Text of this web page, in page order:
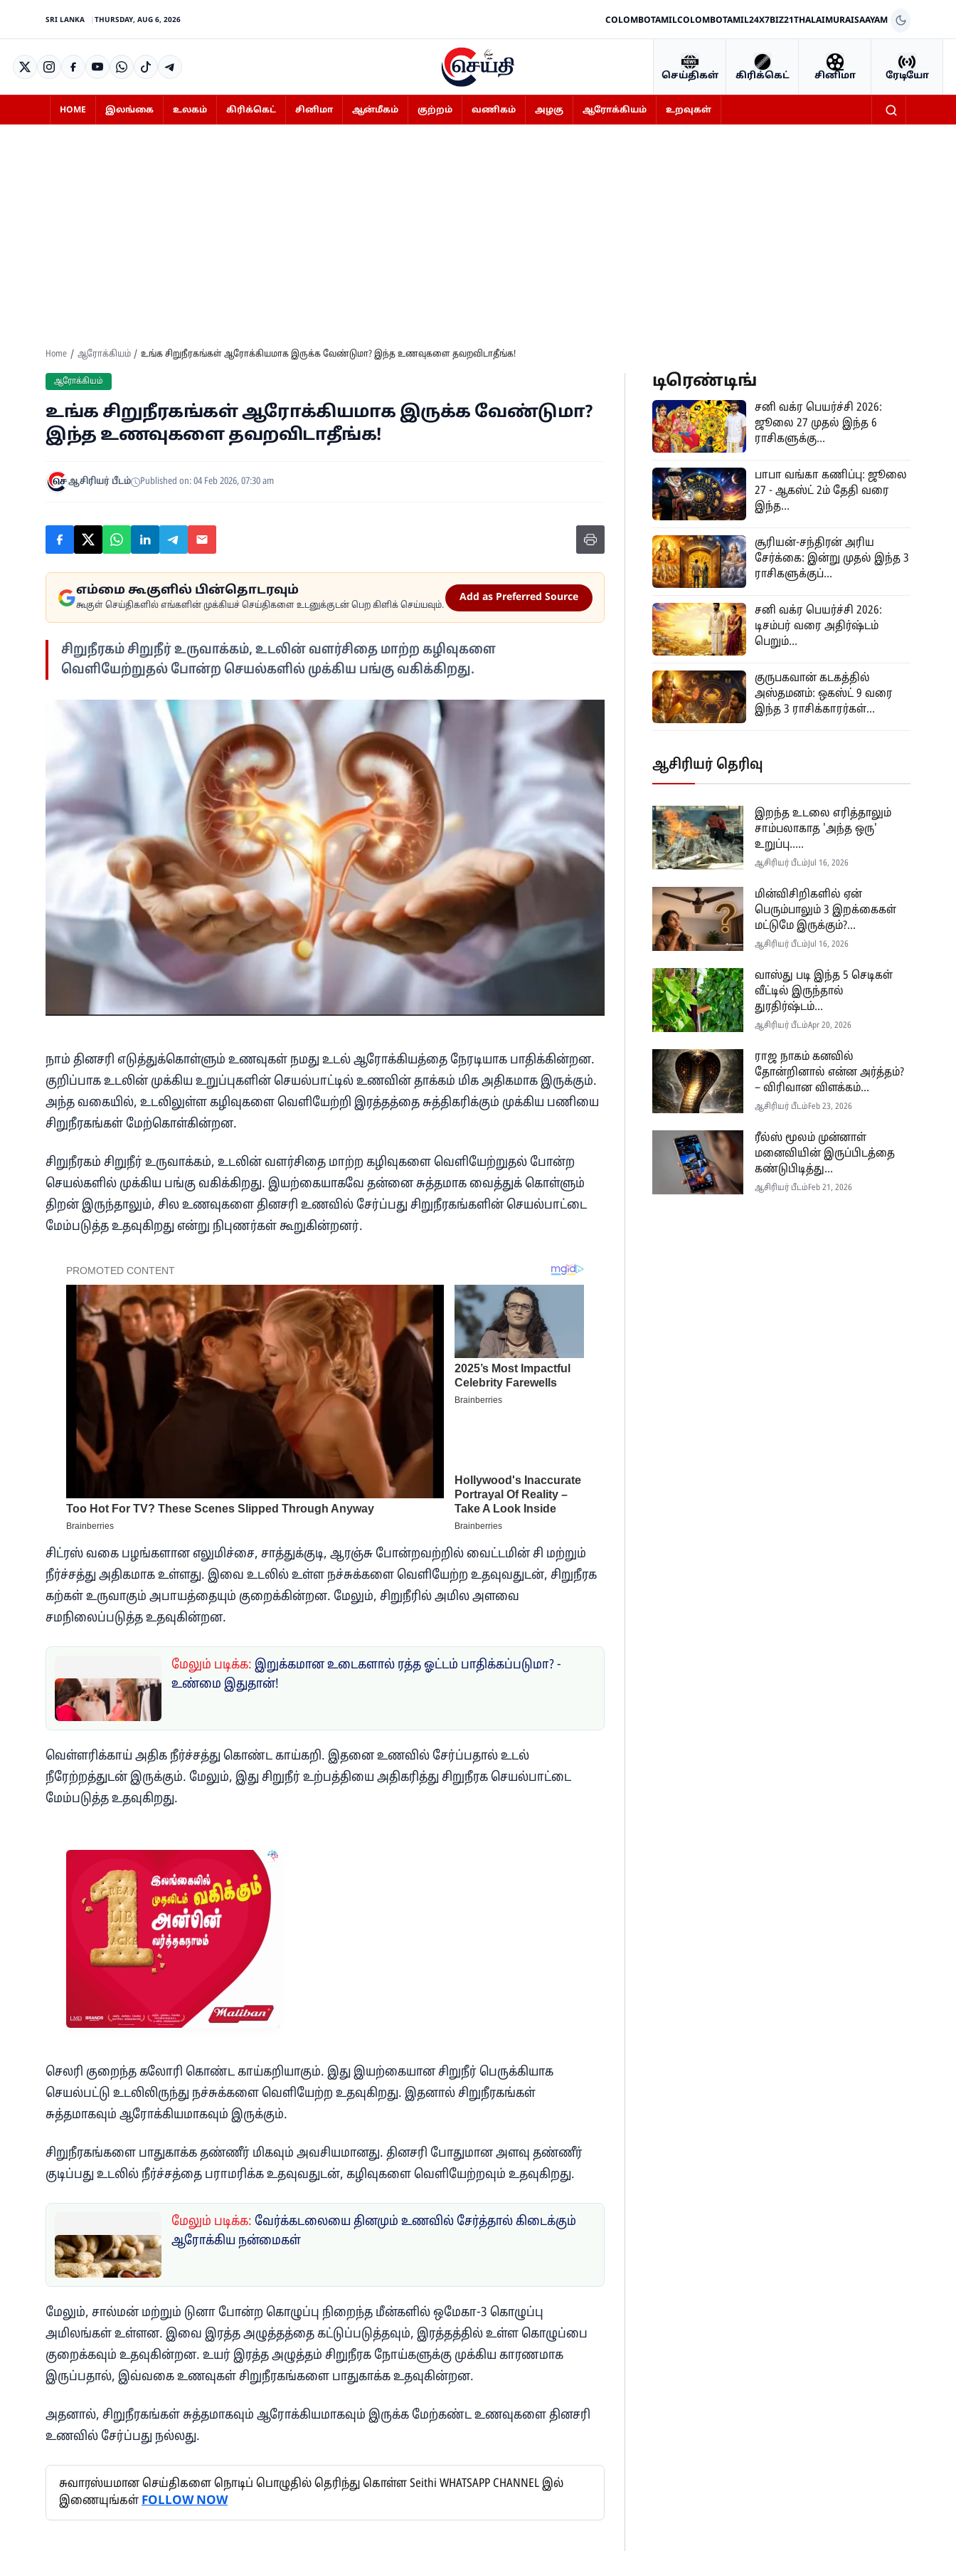
SRI LANKA THURSDAY, AUG 6, 2026 COLOMBOTAMILCOLOMBOTAMIL24X7BIZ21THALAIMURAISAAYAM
செய்திகள் கிரிக்கெட் சினிமா ரேடியோ
HOME இலங்கை உலகம் கிரிக்கெட் சினிமா ஆன்மீகம் குற்றம் வணிகம் அழகு ஆரோக்கியம் உறவுகள்
Home ஆரோக்கியம் உங்க சிறுநீரகங்கள் ஆரோக்கியமாக இருக்க வேண்டுமா? இந்த உணவுகளை தவறவிடாதீங்க!
ஆரோக்கியம்
உங்க சிறுநீரகங்கள் ஆரோக்கியமாக இருக்க வேண்டுமா?
இந்த உணவுகளை தவறவிடாதீங்க!
ஆசிரியர் பீடம் Published on: 04 Feb 2026, 07:30 am
எம்மை கூகுளில் பின்தொடரவும்
கூகுள் செய்திகளில் எங்களின் முக்கியச் செய்திகளை உடனுக்குடன் பெற கிளிக் செய்யவும்.
Add as Preferred Source
சிறுநீரகம் சிறுநீர் உருவாக்கம், உடலின் வளர்சிதை மாற்ற கழிவுகளை
வெளியேற்றுதல் போன்ற செயல்களில் முக்கிய பங்கு வகிக்கிறது.
நாம் தினசரி எடுத்துக்கொள்ளும் உணவுகள் நமது உடல் ஆரோக்கியத்தை நேரடியாக பாதிக்கின்றன.
குறிப்பாக உடலின் முக்கிய உறுப்புகளின் செயல்பாட்டில் உணவின் தாக்கம் மிக அதிகமாக இருக்கும்.
அந்த வகையில், உடலிலுள்ள கழிவுகளை வெளியேற்றி இரத்தத்தை சுத்திகரிக்கும் முக்கிய பணியை
சிறுநீரகங்கள் மேற்கொள்கின்றன.
சிறுநீரகம் சிறுநீர் உருவாக்கம், உடலின் வளர்சிதை மாற்ற கழிவுகளை வெளியேற்றுதல் போன்ற
செயல்களில் முக்கிய பங்கு வகிக்கிறது. இயற்கையாகவே தன்னை சுத்தமாக வைத்துக் கொள்ளும்
திறன் இருந்தாலும், சில உணவுகளை தினசரி உணவில் சேர்ப்பது சிறுநீரகங்களின் செயல்பாட்டை
மேம்படுத்த உதவுகிறது என்று நிபுணர்கள் கூறுகின்றனர்.
சிட்ரஸ் வகை பழங்களான எலுமிச்சை, சாத்துக்குடி, ஆரஞ்சு போன்றவற்றில் வைட்டமின் சி மற்றும்
நீர்ச்சத்து அதிகமாக உள்ளது. இவை உடலில் உள்ள நச்சுக்களை வெளியேற்ற உதவுவதுடன், சிறுநீரக
கற்கள் உருவாகும் அபாயத்தையும் குறைக்கின்றன. மேலும், சிறுநீரில் அமில அளவை
சமநிலைப்படுத்த உதவுகின்றன.
மேலும் படிக்க: இறுக்கமான உடைகளால் ரத்த ஓட்டம் பாதிக்கப்படுமா? -
உண்மை இதுதான்!
வெள்ளரிக்காய் அதிக நீர்ச்சத்து கொண்ட காய்கறி. இதனை உணவில் சேர்ப்பதால் உடல்
நீரேற்றத்துடன் இருக்கும். மேலும், இது சிறுநீர் உற்பத்தியை அதிகரித்து சிறுநீரக செயல்பாட்டை
மேம்படுத்த உதவுகிறது.
செலரி குறைந்த கலோரி கொண்ட காய்கறியாகும். இது இயற்கையான சிறுநீர் பெருக்கியாக
செயல்பட்டு உடலிலிருந்து நச்சுக்களை வெளியேற்ற உதவுகிறது. இதனால் சிறுநீரகங்கள்
சுத்தமாகவும் ஆரோக்கியமாகவும் இருக்கும்.
சிறுநீரகங்களை பாதுகாக்க தண்ணீர் மிகவும் அவசியமானது. தினசரி போதுமான அளவு தண்ணீர்
குடிப்பது உடலில் நீர்ச்சத்தை பராமரிக்க உதவுவதுடன், கழிவுகளை வெளியேற்றவும் உதவுகிறது.
மேலும் படிக்க: வேர்க்கடலையை தினமும் உணவில் சேர்த்தால் கிடைக்கும்
ஆரோக்கிய நன்மைகள்
மேலும், சால்மன் மற்றும் டுனா போன்ற கொழுப்பு நிறைந்த மீன்களில் ஒமேகா-3 கொழுப்பு
அமிலங்கள் உள்ளன. இவை இரத்த அழுத்தத்தை கட்டுப்படுத்தவும், இரத்தத்தில் உள்ள கொழுப்பை
குறைக்கவும் உதவுகின்றன. உயர் இரத்த அழுத்தம் சிறுநீரக நோய்களுக்கு முக்கிய காரணமாக
இருப்பதால், இவ்வகை உணவுகள் சிறுநீரகங்களை பாதுகாக்க உதவுகின்றன.
அதனால், சிறுநீரகங்கள் சுத்தமாகவும் ஆரோக்கியமாகவும் இருக்க மேற்கண்ட உணவுகளை தினசரி
உணவில் சேர்ப்பது நல்லது.
சுவாரஸ்யமான செய்திகளை நொடிப் பொழுதில் தெரிந்து கொள்ள Seithi WHATSAPP CHANNEL இல்
இணையுங்கள் FOLLOW NOW
டிரெண்டிங்
சனி வக்ர பெயர்ச்சி 2026:
ஜூலை 27 முதல் இந்த 6
ராசிகளுக்கு...
பாபா வங்கா கணிப்பு: ஜூலை
27 - ஆகஸ்ட் 2ம் தேதி வரை
இந்த...
சூரியன்-சந்திரன் அரிய
சேர்க்கை: இன்று முதல் இந்த 3
ராசிகளுக்குப்...
சனி வக்ர பெயர்ச்சி 2026:
டிசம்பர் வரை அதிர்ஷ்டம்
பெறும்...
குருபகவான் கடகத்தில்
அஸ்தமனம்: ஒகஸ்ட் 9 வரை
இந்த 3 ராசிக்காரர்கள்...
ஆசிரியர் தெரிவு
இறந்த உடலை எரித்தாலும்
சாம்பலாகாத 'அந்த ஒரு'
உறுப்பு.....
ஆசிரியர் பீடம் Jul 16, 2026
மின்விசிறிகளில் ஏன்
பெரும்பாலும் 3 இறக்கைகள்
மட்டுமே இருக்கும்?...
ஆசிரியர் பீடம் Jul 16, 2026
வாஸ்து படி இந்த 5 செடிகள்
வீட்டில் இருந்தால்
துரதிர்ஷ்டம்...
ஆசிரியர் பீடம்Apr 20, 2026
ராஜ நாகம் கனவில்
தோன்றினால் என்ன அர்த்தம்?
– விரிவான விளக்கம்...
ஆசிரியர் பீடம்Feb 23, 2026
ரீல்ஸ் மூலம் முன்னாள்
மனைவியின் இருப்பிடத்தை
கண்டுபிடித்து...
ஆசிரியர் பீடம்Feb 21, 2026